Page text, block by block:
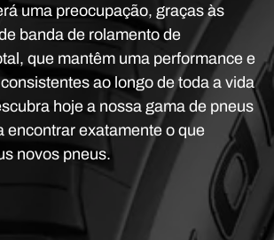
uma preocupação, graças às
banda de rolamento de
que mantêm uma performance e
ao longo de toda a vida
hoje a nossa gama de pneus
encontrar exatamente o que
novos pneus.